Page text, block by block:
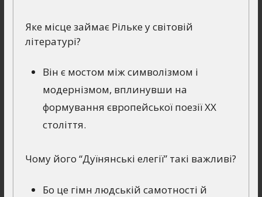
Яке місце займає Рільке у світовій
літературі?
Він є мостом між символізмом і
модернізмом, вплинувши на
формування європейської поезії ХХ
століття.
Чому його “Дуїнянські елегії” такі важливі?
Бо це гімн людській самотності й